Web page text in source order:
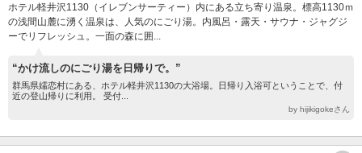
ホテル軽井沢1130（イレブンサーティー）内にある立ち寄り温泉。標高1130ｍ
の浅間山麓に湧く温泉は、人気のにごり湯。内風呂・露天・サウナ・ジャグジ
ーでリフレッシュ。一面の森に囲...
“かけ流しのにごり湯を日帰りで。”
群馬県嬬恋村にある、ホテル軽井沢1130の大浴場。日帰り入浴可ということで、付
近の登山帰りに利用。 受付...
by hijikigokeさん